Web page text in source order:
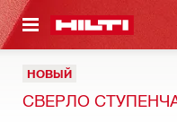
КОНТЕНТУ
НОВЫЙ
СВЕРЛО